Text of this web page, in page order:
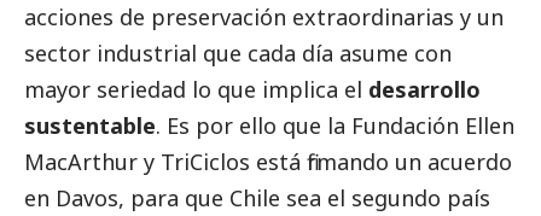
acciones de preservación extraordinarias y un
sector industrial que cada día asume con
mayor seriedad lo que implica el desarrollo
sustentable. Es por ello que la Fundación Ellen
MacArthur y TriCiclos está firmando un acuerdo
en Davos, para que Chile sea el segundo país